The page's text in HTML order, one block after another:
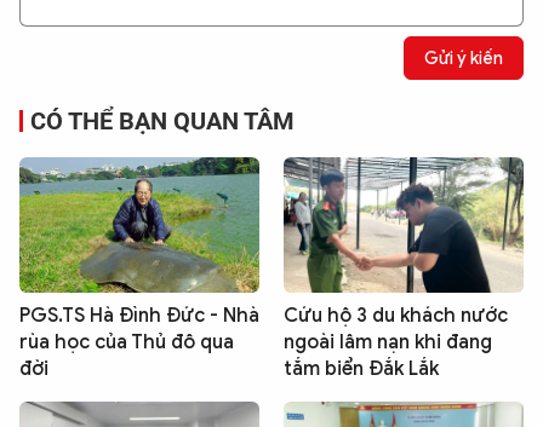
Gửi ý kiến
CÓ THỂ BẠN QUAN TÂM
PGS.TS Hà Đình Đức - Nhà
rùa học của Thủ đô qua
đời
Cứu hộ 3 du khách nước
ngoài lâm nạn khi đang
tắm biển Đắk Lắk